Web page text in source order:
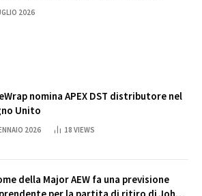
2026
nomina APEX DST distributore nel
Unito
2026 18 VIEWS
della Major AEW fa una previsione